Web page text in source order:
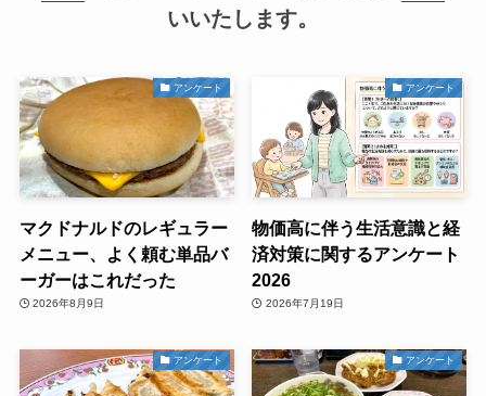
いいたします。
アンケート
マクドナルドのレギュラー
メニュー、よく頼む単品バ
ーガーはこれだった
2026年8月9日
アンケート
物価高に伴う生活意識と経
済対策に関するアンケート
2026
2026年7月19日
アンケート アンケート